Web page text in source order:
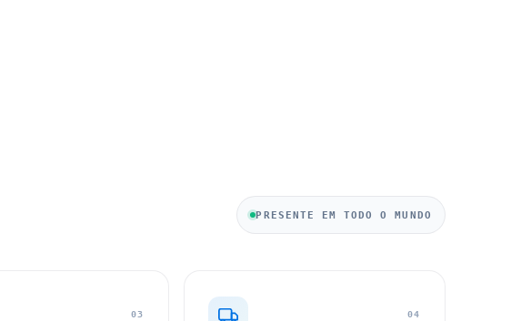
PRESENTE EM TODO O MUNDO
03 04